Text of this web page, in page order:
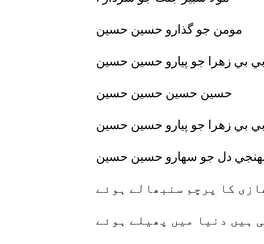
مومن جو گذارو حسين حسين
بي بي زهرا جو پيارو حسين حسين
حسين حسين حسين حسين
بي بي زهرا جو پيارو حسين حسين
دل جو سهارو حسين حسين
غازی کا پرچم سنبھالے ہوئے
ہیں دنیا میں پھیلے ہوئے